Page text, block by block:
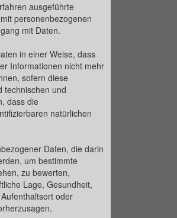
ausgeführte
personenbezogenen
mit Daten.
in einer Weise, dass
Informationen nicht mehr
sofern diese
technischen und
dass die
natürlichen
Daten, die darin
um bestimmte
zu bewerten,
Lage, Gesundheit,
oder